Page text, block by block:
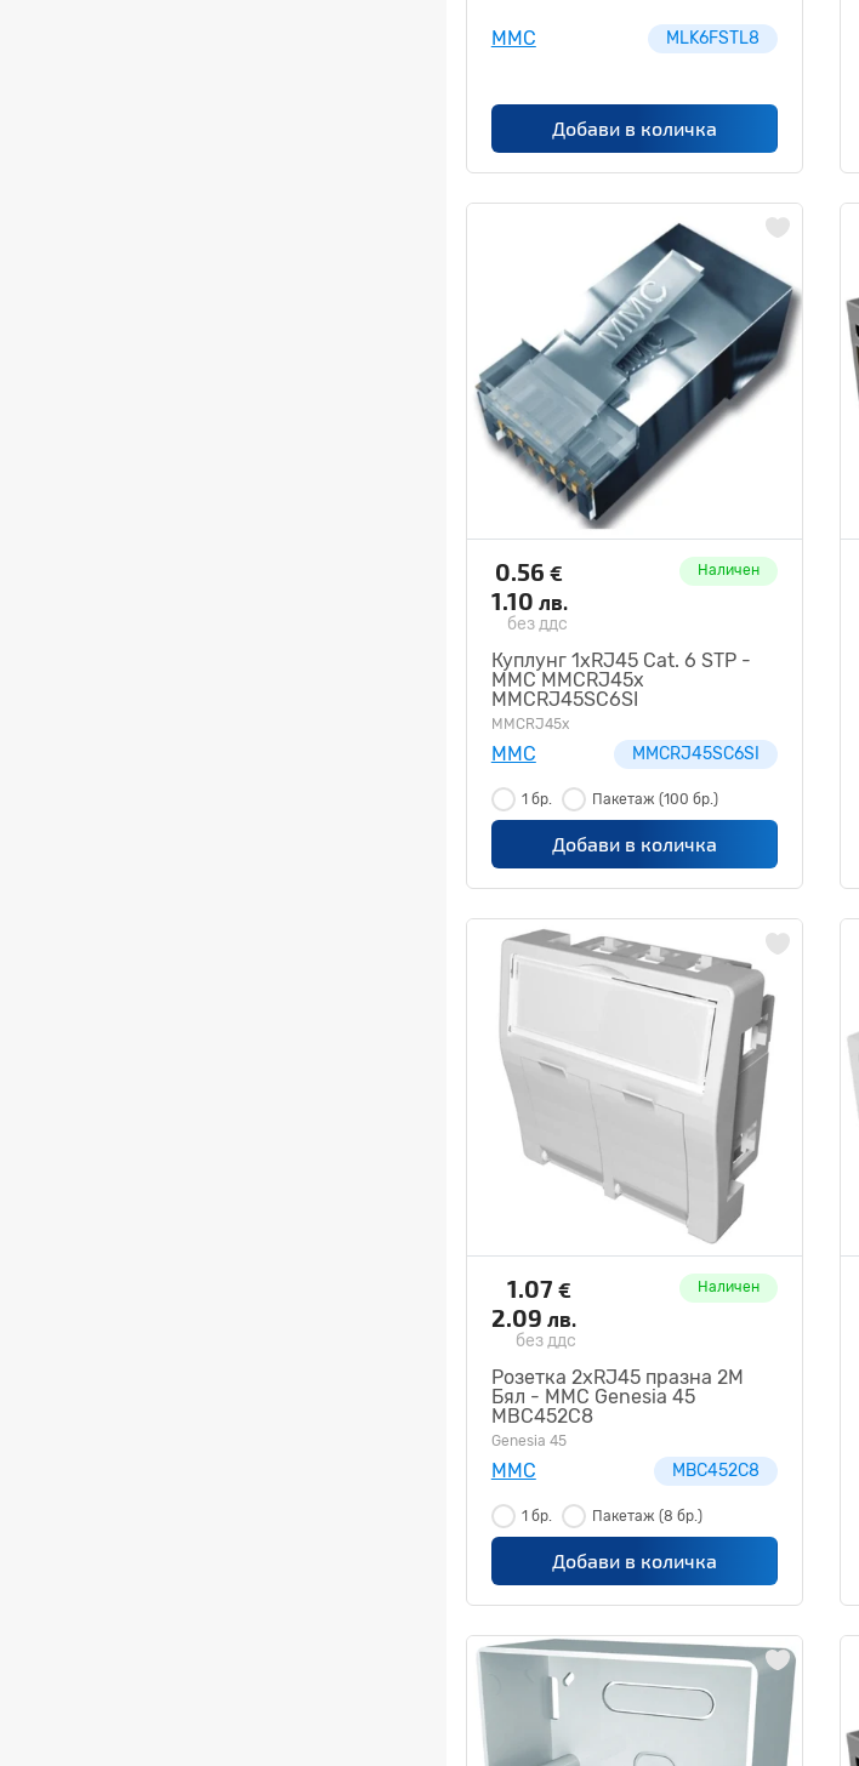
MMC MLK6FSTL8
Добави в количка
0.56 €
1.10 лв.
без ддс
Наличен
Куплунг 1xRJ45 Cat. 6 STP -
MMC MMCRJ45x
MMCRJ45SC6SI
MMCRJ45x
MMC MMCRJ45SC6SI
1 бр. Пакетаж (100 бр.)
Добави в количка
1.07 €
2.09 лв.
без ддс
Наличен
Розетка 2xRJ45 празна 2М
Бял - MMC Genesia 45
MBC452C8
Genesia 45
MMC MBC452C8
1 бр. Пакетаж (8 бр.)
Добави в количка